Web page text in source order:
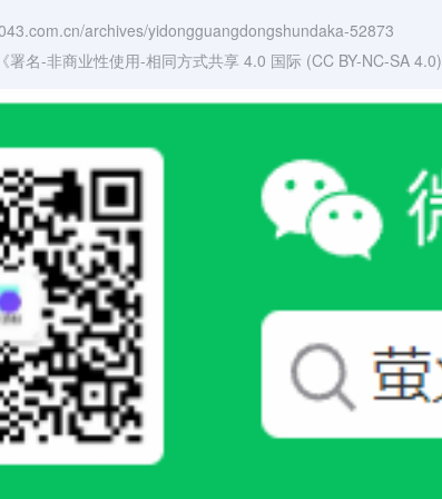
archives/yidongguangdongshundaka-52873
署名-非商业性使用-相同方式共享 4.0 国际 (CC BY-NC-SA 4.0)